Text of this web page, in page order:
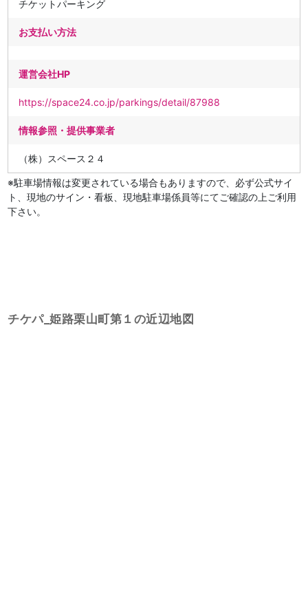
チケットパーキング
お支払い方法
運営会社HP
https://space24.co.jp/parkings/detail/87988
情報参照・提供事業者
（株）スペース２４
※駐車場情報は変更されている場合もありますので、必ず公式サイ
ト、現地のサイン・看板、現地駐車場係員等にてご確認の上ご利用
下さい。
チケパ_姫路栗山町第１の近辺地図